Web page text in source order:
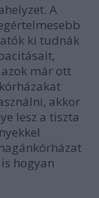
A
ki tudnák
már ott
akkor
lesz a tiszta
hogyan